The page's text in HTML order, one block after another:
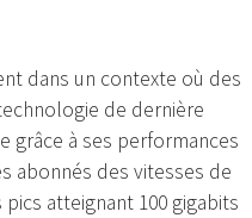
dans un contexte où des
de dernière
grâce à ses performances
abonnés des vitesses de
atteignant 100 gigabits